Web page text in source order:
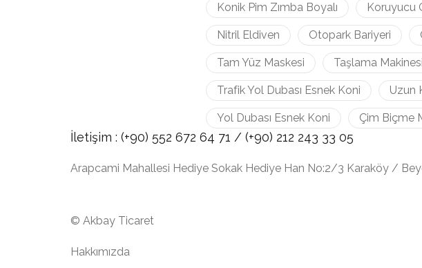
Konik Pim Zımba Boyalı Koruyucu
Nitril Eldiven Otopark Bariyeri
Tam Yüz Maskesi Taşlama Makinesi
Trafik Yol Dubası Esnek Koni Uzun
Yol Dubası Esnek Koni Çim Biçme
İletişim : (+90) 552 672 64 71 / (+90) 212 243 33 05
Arapcami Mahallesi Hediye Sokak Hediye Han No:2/3 Karaköy /
© Akbay Ticaret
Hakkımızda